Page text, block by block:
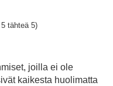
tähteä 5)
joilla ei ole
kaikesta huolimatta